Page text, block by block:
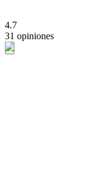
4.7
31 opiniones